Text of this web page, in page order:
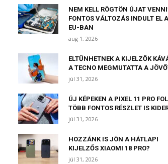
NEM KELL RÖGTÖN ÚJAT
FONTOS VÁLTOZÁS INDULT EL
EU-BAN
aug 1, 2026
ELTŰNHETNEK A KIJELZŐK
A TECNO MEGMUTATTA A
júl 31, 2026
ÚJ KÉPEKEN A PIXEL 11 PRO
TÖBB FONTOS RÉSZLET IS
júl 31, 2026
HOZZÁNK IS JÖN A HÁTLAPI
KIJELZŐS XIAOMI 18 PRO?
júl 31, 2026